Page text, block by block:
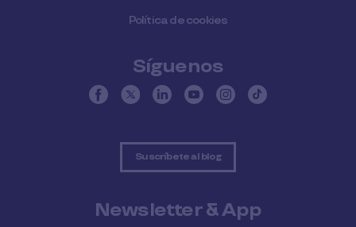
Política de cookies
Síguenos
Suscríbete al blog
Newsletter & App